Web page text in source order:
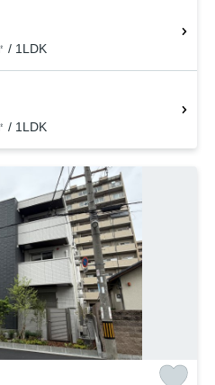
/ 1LDK
/ 1LDK